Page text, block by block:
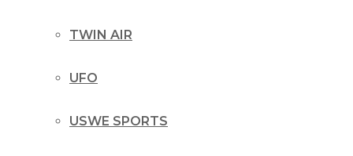
TWIN AIR
UFO
USWE SPORTS